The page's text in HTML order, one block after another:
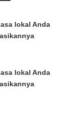
lokal Anda
lokal Anda